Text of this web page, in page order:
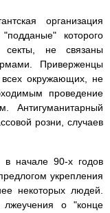
организация
которого
секты, не связаны
Приверженцы
всех окружающих, не
проведение
Антигуманитарный
розни, случаев
в начале 90-х годов
укрепления
некоторых людей.
лжеучения о "конце